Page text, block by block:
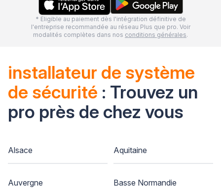
* Eligible au paiement dès l'intégration définitive de
l'entreprise recommandée au réseau Plus que pro. Voir
modalités complètes dans nos conditions générales.
installateur de système
de sécurité : Trouvez un
pro près de chez vous
Alsace Aquitaine
Auvergne Basse Normandie